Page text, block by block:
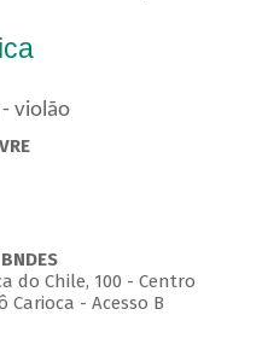
violão
do Chile, 100 - Centro
Carioca - Acesso B